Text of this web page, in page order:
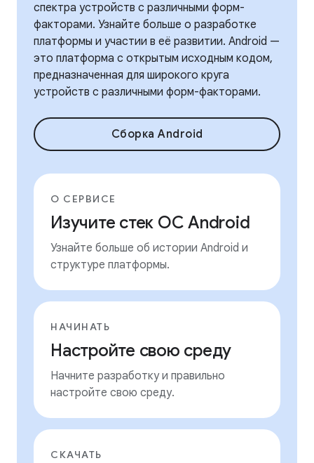
спектра устройств с различными форм-
факторами. Узнайте больше о разработке
платформы и участии в её развитии. Android —
это платформа с открытым исходным кодом,
предназначенная для широкого круга
устройств с различными форм-факторами.
Сборка Android
О СЕРВИСЕ
Изучите стек ОС Android
Узнайте больше об истории Android и
структуре платформы.
НАЧИНАТЬ
Настройте свою среду
Начните разработку и правильно
настройте свою среду.
СКАЧАТЬ